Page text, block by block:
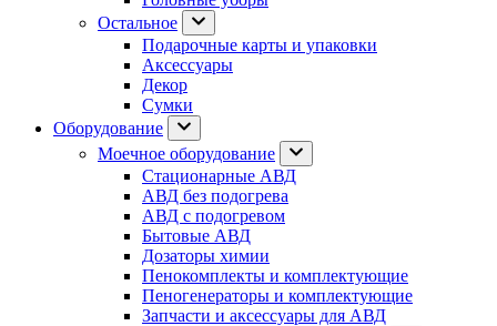
Остальное
Подарочные карты и упаковки
Аксессуары
Декор
Сумки
Оборудование
Моечное оборудование
Стационарные АВД
АВД без подогрева
АВД с подогревом
Бытовые АВД
Дозаторы химии
Пенокомплекты и комплектующие
Пеногенераторы и комплектующие
Запчасти и аксессуары для АВД